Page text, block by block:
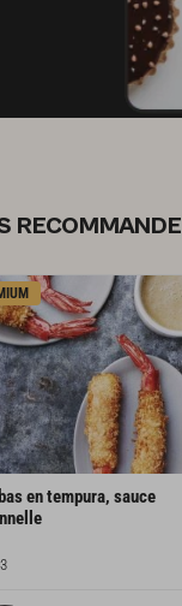
RECOMMANDE
en tempura, sauce